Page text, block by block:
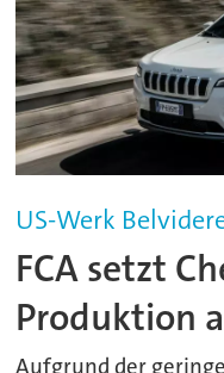
US-Werk
FCA setzt
Produktion